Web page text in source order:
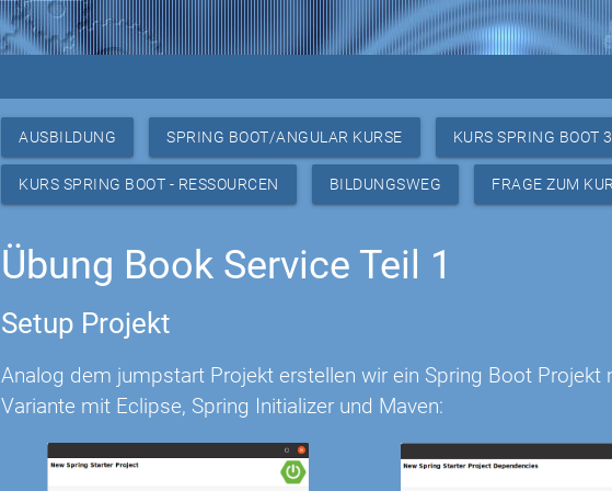
AUSBILDUNG SPRING BOOT/ANGULAR KURSE KURS SPRING BOOT 3
KURS SPRING BOOT - RESSOURCEN BILDUNGSWEG FRAGE ZUM
Übung Book Service Teil 1
Setup Projekt
Analog dem jumpstart Projekt erstellen wir ein Spring Boot
Variante mit Eclipse, Spring Initializer und Maven: